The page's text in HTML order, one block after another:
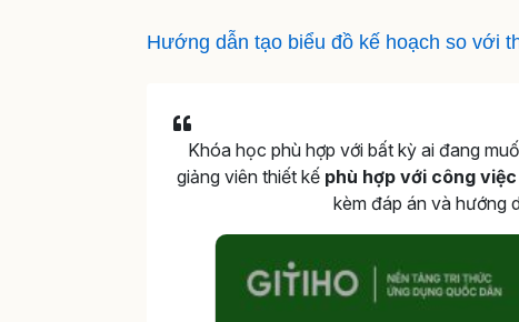
Hướng dẫn tạo biểu đồ kế hoạch so với
Khóa học phù hợp với bất kỳ ai đang
giảng viên thiết kế phù hợp với công
kèm đáp án và hướng